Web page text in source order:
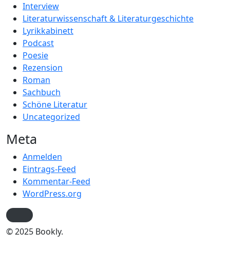
Interview
Literaturwissenschaft & Literaturgeschichte
Lyrikkabinett
Podcast
Poesie
Rezension
Roman
Sachbuch
Schöne Literatur
Uncategorized
Meta
Anmelden
Eintrags-Feed
Kommentar-Feed
WordPress.org
© 2025 Bookly.